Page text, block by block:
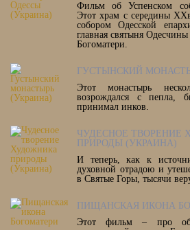
Фильм об Успенском
Этот храм с середины
собором Одесской
главная святыня
Богоматери.
ГУСТЫНСКИЙ
Этот монастырь
возрождался с пепла,
принимал инков.
ЧУДЕСНОЕ ТВОРЕНИЕ
ПРИРОДЫ (УКРАИНА)
И теперь, как к
духовной отрадою и
в Святые Горы, тысячи
ПИЩАНСКАЯ ИКОНА
Этот фильм – про